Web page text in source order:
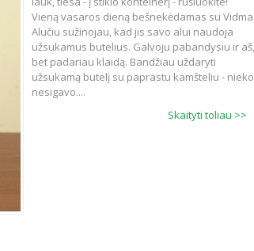
Vieną vasaros dieną bešnekėdamas su Vidma
Alučiu sužinojau, kad jis savo alui naudoja
užsukamus butelius. Galvoju pabandysiu ir aš,
bet padariau klaidą. Bandžiau uždaryti
užsukamą butelį su paprastu kamšteliu - nieko
nesigavo....
Skaityti toliau >>